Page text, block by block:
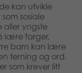
kan utvikle
sosiale
aller yngste
lære farger,
barn kan lære
terning og ord.
som krever litt